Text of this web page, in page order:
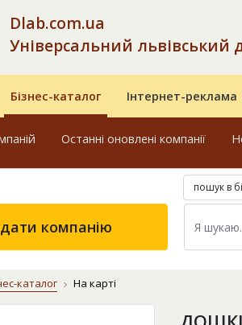
Dlab.com.ua
Універсальний львівський
Бізнес-каталог Інтернет-реклама
Останні оновлені компанії
пошук в
компанію
каталог На карті